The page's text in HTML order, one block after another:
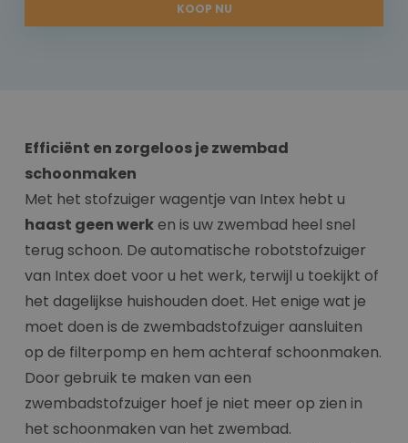
KOOP NU
Efficiënt en zorgeloos je zwembad
schoonmaken
Met het stofzuiger wagentje van Intex hebt u
haast geen werken is uw zwembad heel snel
terug schoon. De automatische robotstofzuiger
van Intex doet voor u het werk, terwijl u toekijkt of
het dagelijkse huishouden doet. Het enige wat je
moet doen is de zwembadstofzuiger aansluiten
op de filterpomp en hem achteraf schoonmaken.
Door gebruik te maken van een
zwembadstofzuiger hoef je niet meer op zien in
het schoonmaken van het zwembad.